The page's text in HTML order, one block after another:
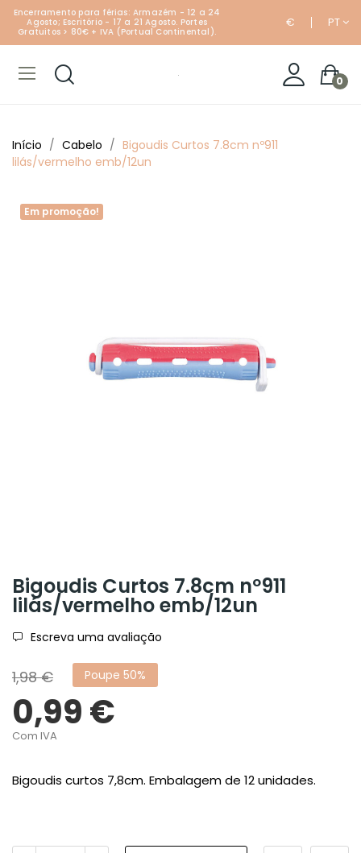
Encerramento para férias: Armazém - 12 a 24
Agosto; Escritório - 17 a 21 Agosto. Portes
Gratuitos > 80€ + IVA (Portual Continental).
€ PT
0
Início Cabelo
Bigoudis Curtos 7.8cm nº911
lilás/vermelho emb/12un
Em promoção!
Bigoudis Curtos 7.8cm nº911
lilás/vermelho emb/12un
Escreva uma avaliação
1,98 € Poupe 50%
0,99 €
Com IVA
Bigoudis curtos 7,8cm. Embalagem de 12 unidades.